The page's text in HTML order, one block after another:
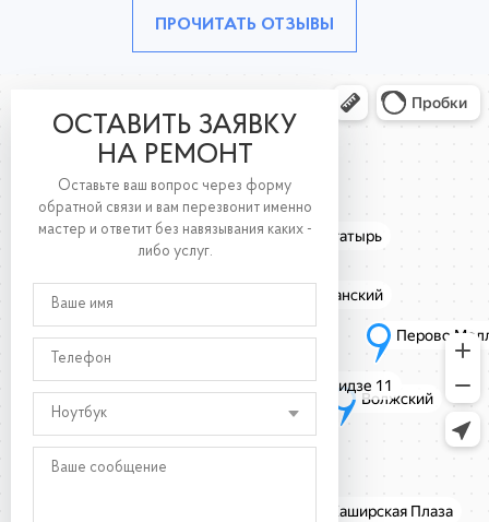
ПРОЧИТАТЬ ОТЗЫВЫ
ОСТАВИТЬ ЗАЯВКУ
НА РЕМОНТ
Оставьте ваш вопрос через форму
обратной связи и вам перезвонит именно
мастер и ответит без навязывания каких -
либо услуг.
Ноутбук